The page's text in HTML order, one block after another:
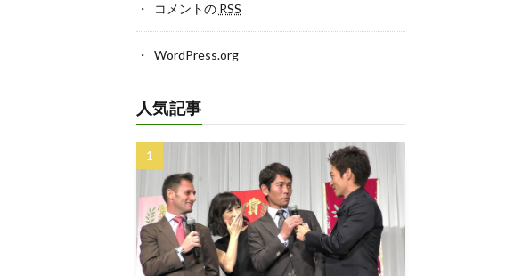
コメントの RSS
WordPress.org
人気記事